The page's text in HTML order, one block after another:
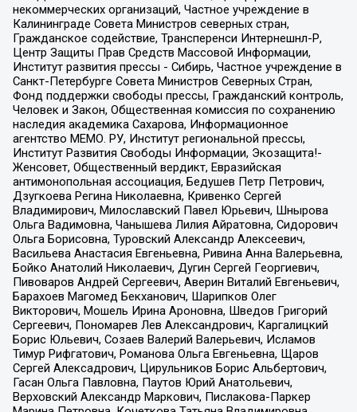
некоммерческих организаций, Частное учреждение в
Калининграде Совета Министров северных стран,
Гражданское содействие, Трансперенси Интернешнл-Р,
Центр Защиты Прав Средств Массовой Информации,
Институт развития прессы - Сибирь, Частное учреждение в
Санкт-Петербурге Совета Министров Северных Стран,
Фонд поддержки свободы прессы, Гражданский контроль,
Человек и Закон, Общественная комиссия по сохранению
наследия академика Сахарова, Информационное
агентство МЕМО. РУ, Институт региональной прессы,
Институт Развития Свободы Информации, Экозащита!-
Женсовет, Общественный вердикт, Евразийская
антимонопольная ассоциация, Бедушев Петр Петрович,
Дзугкоева Регина Николаевна, Кривенко Сергей
Владимирович, Милославский Павел Юрьевич, Шнырова
Ольга Вадимовна, Чанышева Лилия Айратовна, Сидорович
Ольга Борисовна, Туровский Александр Алексеевич,
Васильева Анастасия Евгеньевна, Ривина Анна Валерьевна,
Бойко Анатолий Николаевич, Дугин Сергей Георгиевич,
Пивоваров Андрей Сергеевич, Аверин Виталий Евгеньевич,
Барахоев Магомед Бекханович, Шарипков Олег
Викторович, Мошель Ирина Ароновна, Шведов Григорий
Сергеевич, Пономарев Лев Александрович, Каргалицкий
Борис Юльевич, Созаев Валерий Валерьевич, Исламов
Тимур Рифгатович, Романова Ольга Евгеньевна, Щаров
Сергей Алексадрович, Цирульников Борис Альбертович,
Гасан Ольга Павловна, Паутов Юрий Анатольевич,
Верховский Александр Маркович, Пислакова-Паркер